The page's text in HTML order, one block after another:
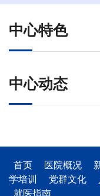
中心特色
中心动态
首页 医院概况
学培训
党群文化
就医指南